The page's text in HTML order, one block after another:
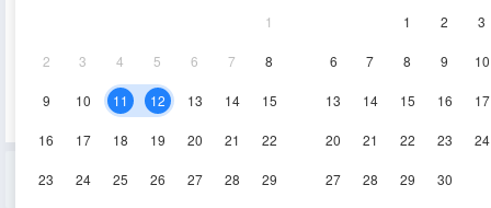
1
2 3 4 5 6 7 8
9 10 11 12 13 14 15
16 17 18 19 20 21 22
23 24 25 26 27 28 29
1
2 3
6 7 8 9 10
13 14 15 16 17
20 21 22 23 24
27 28 29 30
20-25㎡ 空調
商務家庭套房